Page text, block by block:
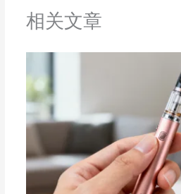
相关文章